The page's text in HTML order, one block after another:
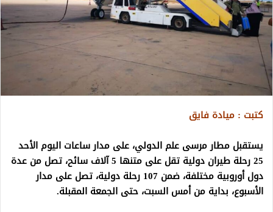
كتبت : ميادة فايق
يستقبل مطار مرسى علم الدولي، على مدار ساعات اليوم الأحد
25 رحلة طيران دولية تقل على متنها 5 آلاف سائح، تصل من عدة
دول أوروبية مختلفة، ضمن 107 رحلة دولية، تصل على مدار
الأسبوع، بداية من أمس السبت، حتى الجمعة المقبلة.